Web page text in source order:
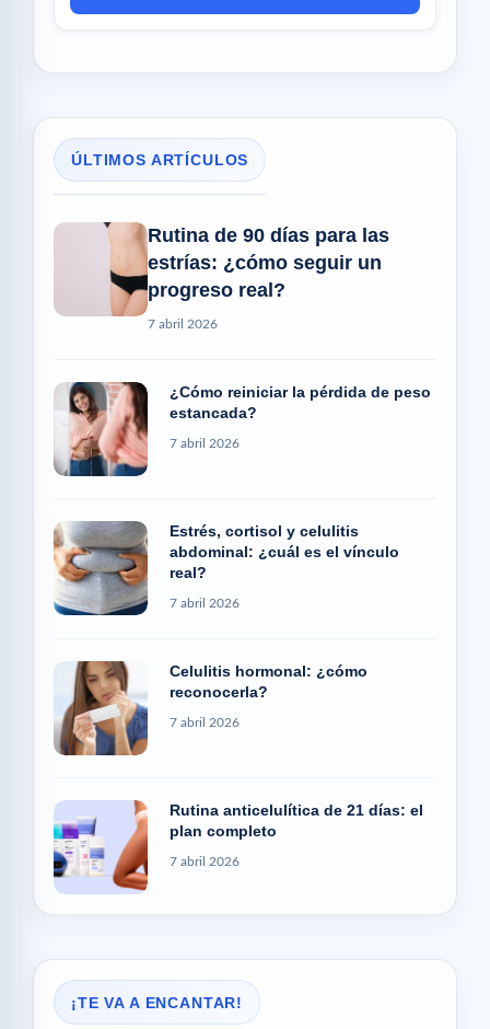
ÚLTIMOS ARTÍCULOS
Rutina de 90 días para las
estrías: ¿cómo seguir un
progreso real?
7 abril 2026
¿Cómo reiniciar la pérdida de peso
estancada?
7 abril 2026
Estrés, cortisol y celulitis
abdominal: ¿cuál es el vínculo
real?
7 abril 2026
Celulitis hormonal: ¿cómo
reconocerla?
7 abril 2026
Rutina anticelulítica de 21 días: el
plan completo
7 abril 2026
¡TE VA A ENCANTAR!